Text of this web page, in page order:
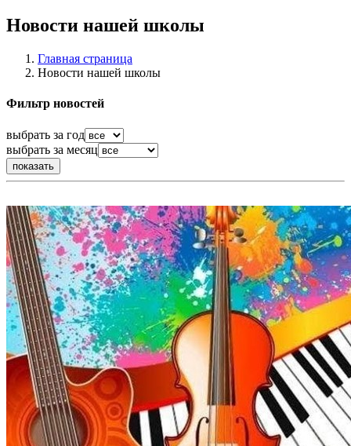
Новости нашей школы
Главная страница
Новости нашей школы
Фильтр новостей
выбрать за год
выбрать за месяц